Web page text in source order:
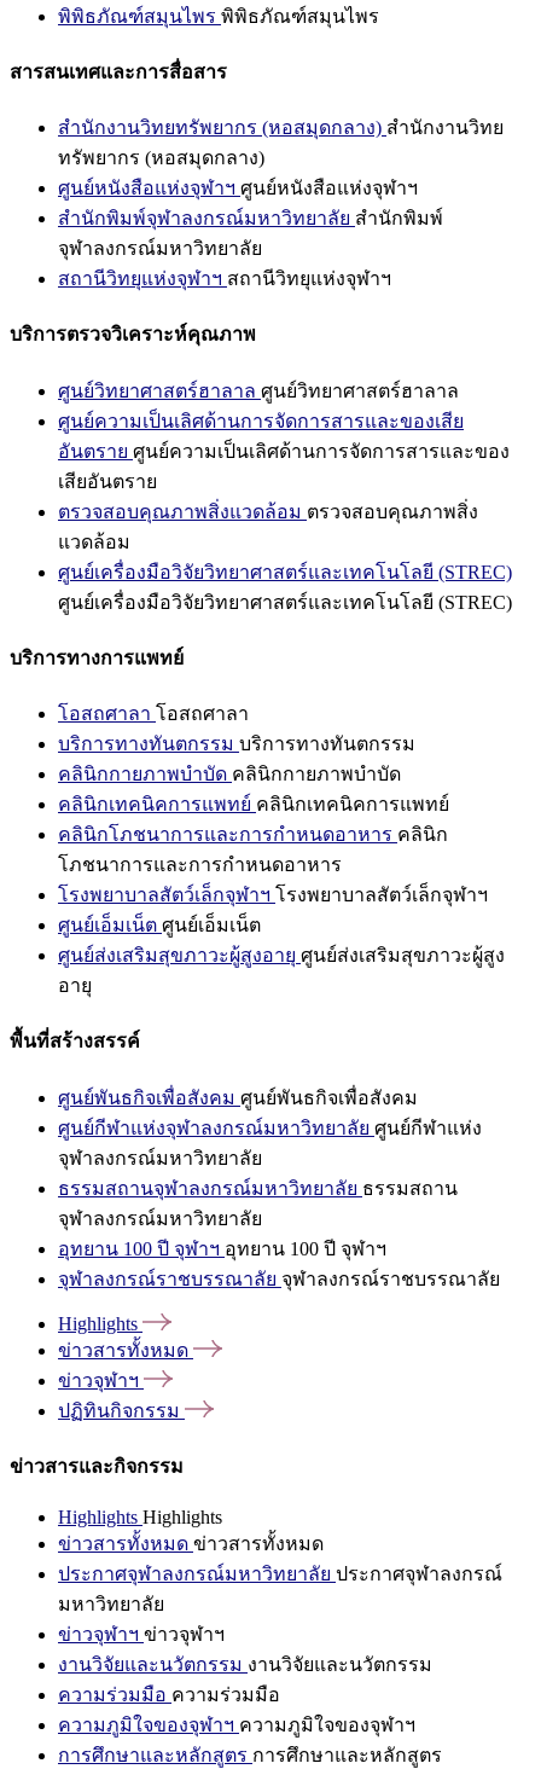
พิพิธภัณฑ์สมุนไพร พิพิธภัณฑ์สมุนไพร
สารสนเทศและการสื่อสาร
สำนักงานวิทยทรัพยากร (หอสมุดกลาง) สำนักงานวิทย
ทรัพยากร (หอสมุดกลาง)
ศูนย์หนังสือแห่งจุฬาฯ ศูนย์หนังสือแห่งจุฬาฯ
สำนักพิมพ์จุฬาลงกรณ์มหาวิทยาลัย สำนักพิมพ์
จุฬาลงกรณ์มหาวิทยาลัย
สถานีวิทยุแห่งจุฬาฯ สถานีวิทยุแห่งจุฬาฯ
บริการตรวจวิเคราะห์คุณภาพ
ศูนย์วิทยาศาสตร์ฮาลาล ศูนย์วิทยาศาสตร์ฮาลาล
ศูนย์ความเป็นเลิศด้านการจัดการสารและของเสีย
อันตราย ศูนย์ความเป็นเลิศด้านการจัดการสารและของ
เสียอันตราย
ตรวจสอบคุณภาพสิ่งแวดล้อม ตรวจสอบคุณภาพสิ่ง
แวดล้อม
ศูนย์เครื่องมือวิจัยวิทยาศาสตร์และเทคโนโลยี (STREC)
ศูนย์เครื่องมือวิจัยวิทยาศาสตร์และเทคโนโลยี (STREC)
บริการทางการแพทย์
โอสถศาลา โอสถศาลา
บริการทางทันตกรรม บริการทางทันตกรรม
คลินิกกายภาพบำบัด คลินิกกายภาพบำบัด
คลินิกเทคนิคการแพทย์ คลินิกเทคนิคการแพทย์
คลินิกโภชนาการและการกำหนดอาหาร คลินิก
โภชนาการและการกำหนดอาหาร
โรงพยาบาลสัตว์เล็กจุฬาฯ โรงพยาบาลสัตว์เล็กจุฬาฯ
ศูนย์เอ็มเน็ต ศูนย์เอ็มเน็ต
ศูนย์ส่งเสริมสุขภาวะผู้สูงอายุ ศูนย์ส่งเสริมสุขภาวะผู้สูง
อายุ
พื้นที่สร้างสรรค์
ศูนย์พันธกิจเพื่อสังคม ศูนย์พันธกิจเพื่อสังคม
ศูนย์กีฬาแห่งจุฬาลงกรณ์มหาวิทยาลัย ศูนย์กีฬาแห่ง
จุฬาลงกรณ์มหาวิทยาลัย
ธรรมสถานจุฬาลงกรณ์มหาวิทยาลัย ธรรมสถาน
จุฬาลงกรณ์มหาวิทยาลัย
อุทยาน 100 ปี จุฬาฯ อุทยาน 100 ปี จุฬาฯ
จุฬาลงกรณ์ราชบรรณาลัย จุฬาลงกรณ์ราชบรรณาลัย
Highlights
ข่าวสารทั้งหมด
ข่าวจุฬาฯ
ปฏิทินกิจกรรม
ข่าวสารและกิจกรรม
Highlights Highlights
ข่าวสารทั้งหมด ข่าวสารทั้งหมด
ประกาศจุฬาลงกรณ์มหาวิทยาลัย ประกาศจุฬาลงกรณ์
มหาวิทยาลัย
ข่าวจุฬาฯ ข่าวจุฬาฯ
งานวิจัยและนวัตกรรม งานวิจัยและนวัตกรรม
ความร่วมมือ ความร่วมมือ
ความภูมิใจของจุฬาฯ ความภูมิใจของจุฬาฯ
การศึกษาและหลักสูตร การศึกษาและหลักสูตร